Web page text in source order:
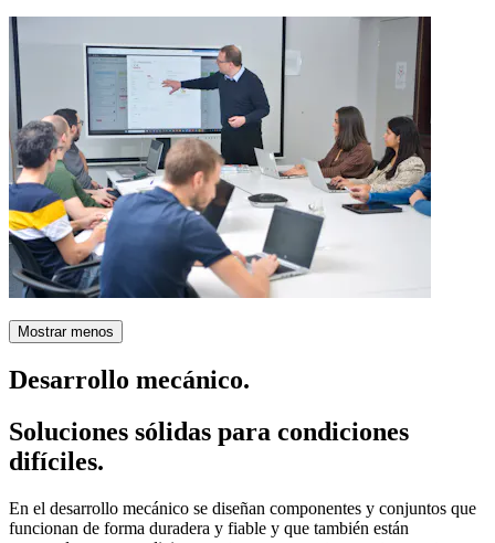
Mostrar menos
Desarrollo mecánico.
Soluciones sólidas para condiciones
difíciles.
En el desarrollo mecánico se diseñan componentes y conjuntos que
funcionan de forma duradera y fiable y que también están